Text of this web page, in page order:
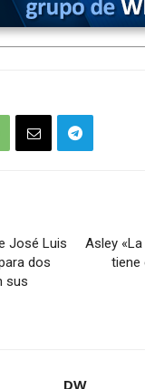
José Luis
dos
sus
Asley
tiene
DW